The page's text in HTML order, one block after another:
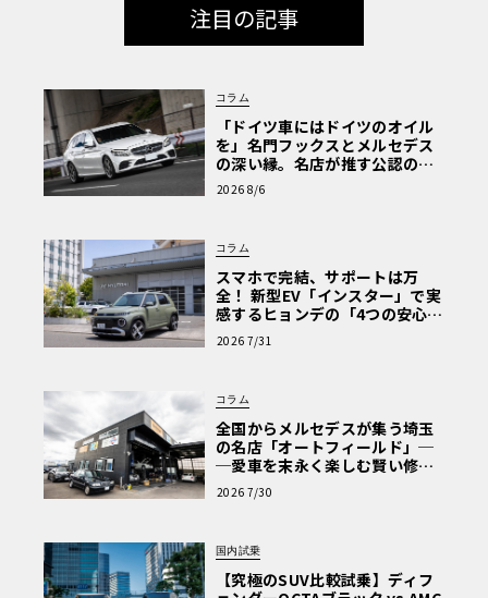
注目の記事
コラム
「ドイツ車にはドイツのオイル
を」名門フックスとメルセデス
の深い縁。名店が推す公認の安
心と、Cクラスで味わうシルキー
な走り〈PR〉
2026 8/6
コラム
スマホで完結、サポートは万
全！ 新型EV「インスター」で実
感するヒョンデの「4つの安心」
【第1回・ヒョンデ6つの疑問：
Why? Hyundai?】〈PR〉
2026 7/31
コラム
全国からメルセデスが集う埼玉
の名店「オートフィールド」─
─愛車を末永く楽しむ賢い修理
術と、プロがフックス製オイル
を選ぶ理由〈PR〉
2026 7/30
国内試乗
【究極のSUV比較試乗】ディフ